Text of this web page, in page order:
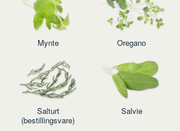
Mynte Oregano
Salturt
(bestillingsvare)
Salvie